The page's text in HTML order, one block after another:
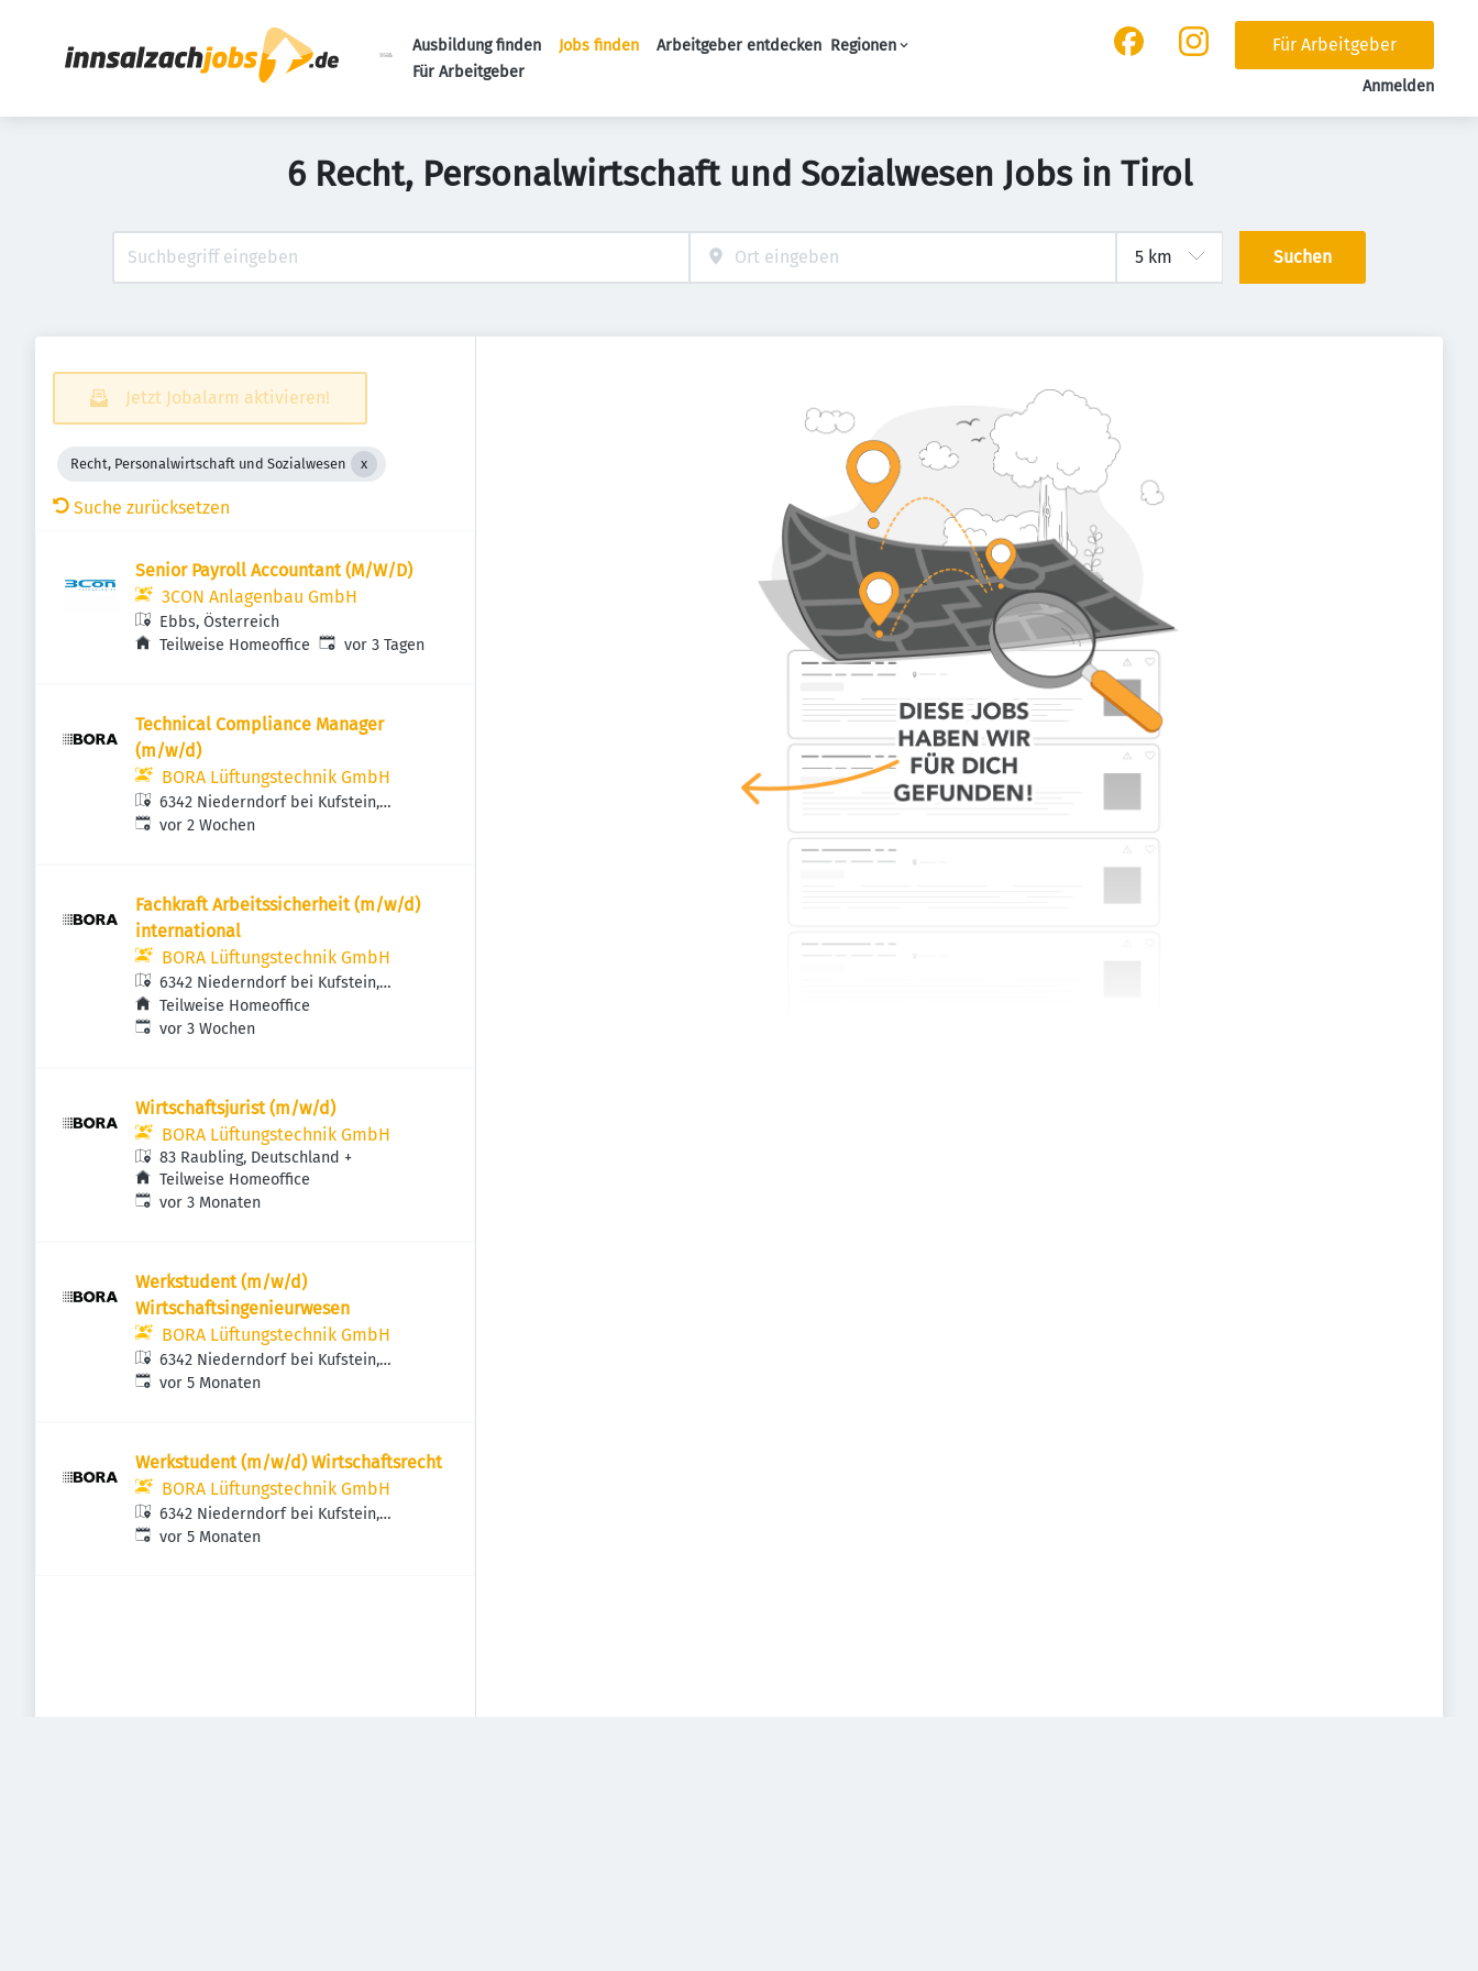
Ausbildung finden Jobs finden Arbeitgeber entdecken Regionen
Für Arbeitgeber
Für Arbeitgeber
Anmelden
6 Recht, Personalwirtschaft und Sozialwesen Jobs in Tirol
Suchen
Jetzt Jobalarm aktivieren!
Recht, Personalwirtschaft und Sozialwesen
Suche zurücksetzen
Senior Payroll Accountant (M/W/D)
3CON Anlagenbau GmbH
Ebbs, Österreich
Teilweise Homeoffice Veröffentlicht:
vor 3 Tagen
Technical Compliance Manager
(m/w/d)
BORA Lüftungstechnik GmbH
6342 Niederndorf bei Kufstein,
Österreich
Veröffentlicht:
vor 2 Wochen
Fachkraft Arbeitssicherheit (m/w/d)
international
BORA Lüftungstechnik GmbH
6342 Niederndorf bei Kufstein,
Österreich
Teilweise Homeoffice
Veröffentlicht:
vor 3 Wochen
Wirtschaftsjurist (m/w/d)
BORA Lüftungstechnik GmbH
83 Raubling, Deutschland +
Teilweise Homeoffice
Veröffentlicht:
vor 3 Monaten
Werkstudent (m/w/d)
Wirtschaftsingenieurwesen
BORA Lüftungstechnik GmbH
6342 Niederndorf bei Kufstein,
Österreich
Veröffentlicht:
vor 5 Monaten
Werkstudent (m/w/d) Wirtschaftsrecht
BORA Lüftungstechnik GmbH
6342 Niederndorf bei Kufstein,
Österreich
Veröffentlicht:
vor 5 Monaten